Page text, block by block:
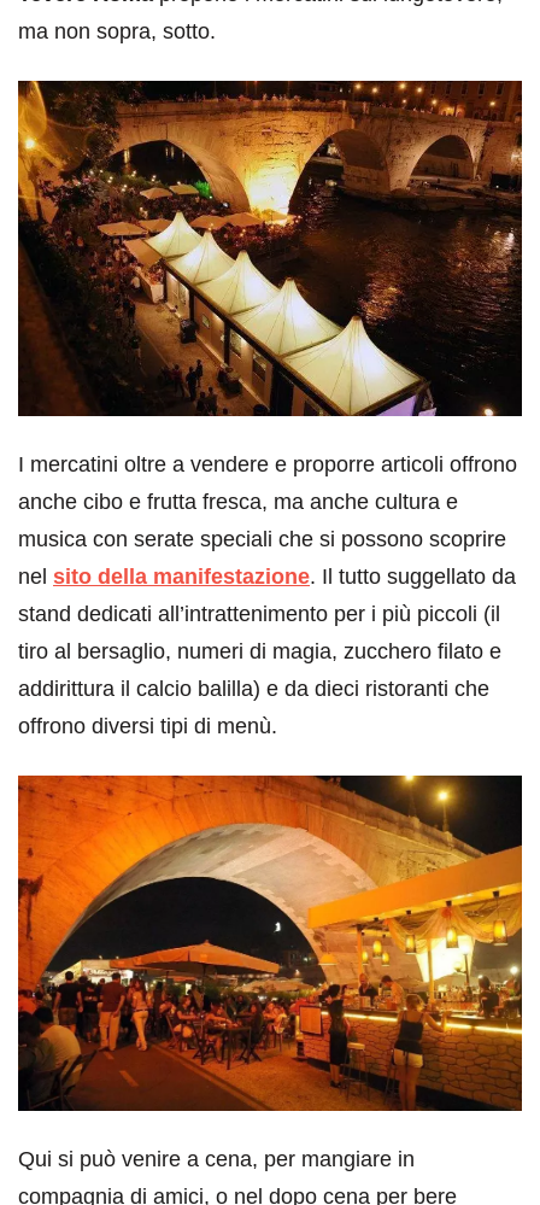
ma non sopra, sotto.
I mercatini oltre a vendere e proporre articoli offrono
anche cibo e frutta fresca, ma anche cultura e
musica con serate speciali che si possono scoprire
nel sito della manifestazione. Il tutto suggellato da
stand dedicati all’intrattenimento per i più piccoli (il
tiro al bersaglio, numeri di magia, zucchero filato e
addirittura il calcio balilla) e da dieci ristoranti che
offrono diversi tipi di menù.
Qui si può venire a cena, per mangiare in
compagnia di amici, o nel dopo cena per bere